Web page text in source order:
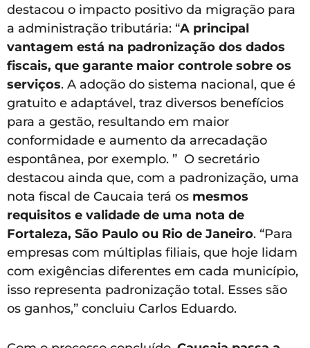
destacou o impacto positivo da migração para
a administração tributária: “A principal
vantagem está na padronização dos dados
fiscais, que garante maior controle sobre os
serviços. A adoção do sistema nacional, que é
gratuito e adaptável, traz diversos benefícios
para a gestão, resultando em maior
conformidade e aumento da arrecadação
espontânea, por exemplo. ” O secretário
destacou ainda que, com a padronização, uma
nota fiscal de Caucaia terá os mesmos
requisitos e validade de uma nota de
Fortaleza, São Paulo ou Rio de Janeiro. “Para
empresas com múltiplas filiais, que hoje lidam
com exigências diferentes em cada município,
isso representa padronização total. Esses são
os ganhos,” concluiu Carlos Eduardo.